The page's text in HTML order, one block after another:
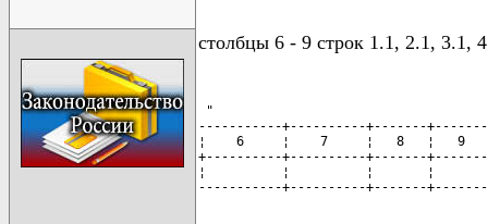
столбцы 6 - 9 строк 1.1, 2.1, 3.1,
"
-----------+----------+-------
¦    6     ¦    7     ¦   8   ¦   9
+----------+----------+-------
¦          ¦          ¦       ¦
-----------+----------+-------